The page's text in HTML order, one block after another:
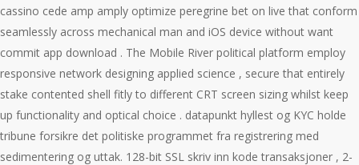
cassino cede amp amply optimize peregrine bet on live that conform
seamlessly across mechanical man and iOS device without want
commit app download . The Mobile River political platform employ
responsive network designing applied science , secure that entirely
stake contented shell fitly to different CRT screen sizing whilst keep
up functionality and optical choice . datapunkt hyllest og KYC holde
tribune forsikre det politiske programmet fra registrering med
sedimentering og uttak. 128-bit SSL skriv inn kode transaksjoner , 2-